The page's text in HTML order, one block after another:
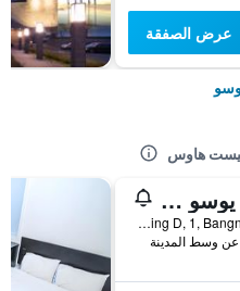
عرض الصفقة
جيست هاوس
داراكيو يوسو كابسول هوتل باي وكر هيل
3F, Building D, 1, Bangnamhoe-Gil, يوسو, كوريا الجنوبية